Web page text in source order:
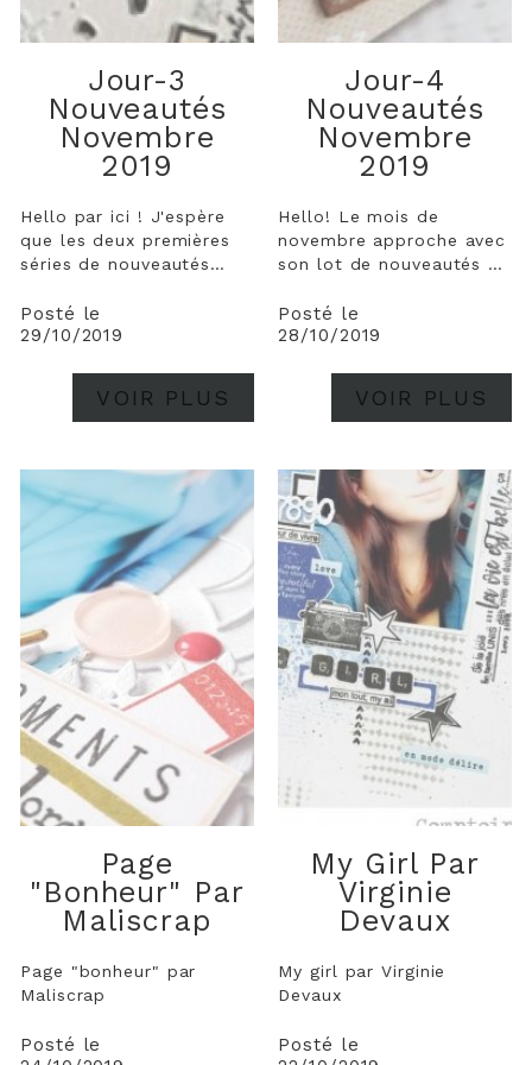
Jour-3
Nouveautés
Novembre
2019
Hello par ici ! J'espère
que les deux premières
séries de nouveautés
donné envie de venir voir
la suite ! A l'honneur
ne se lasse jamais et
Posté le
29/10/2019
VOIR PLUS
Jour-4
Nouveautés
Novembre
2019
Hello! Le mois de
novembre approche avec
son lot de nouveautés en
vous ont concocté de
super produits pour
végétaux, famille, fêtes
Posté le
28/10/2019
VOIR PLUS
Page
"bonheur" Par
Maliscrap
Page "bonheur" par
Maliscrap
Posté le
My Girl Par
Virginie
Devaux
My girl par Virginie
Devaux
Posté le